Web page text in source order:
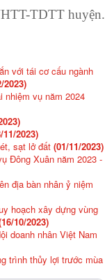
TDTT huyện.
với tái cơ cấu ngành
2023)
nhiệm vụ năm 2024
11/2023)
sạt lở đất (01/11/2023)
Đông Xuân năm 2023 -
địa bàn nhân ỷ niệm
hoạch xây dựng vùng
10/2023)
doanh nhân Việt Nam
trình thủy lợi trước mùa